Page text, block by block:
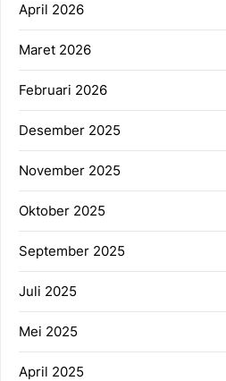
April 2026
Maret 2026
Februari 2026
Desember 2025
November 2025
Oktober 2025
September 2025
Juli 2025
Mei 2025
April 2025